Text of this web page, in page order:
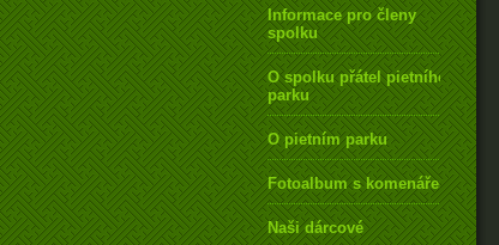
Informace pro členy
spolku
O spolku přátel pietního
parku
O pietním parku
Fotoalbum s komenářem
Naši dárcové